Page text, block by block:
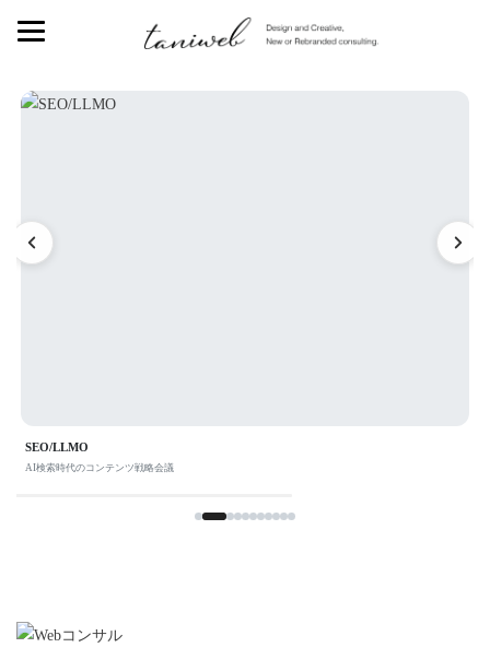
SEO/LLMO
AI検索時代のコンテンツ戦略会議